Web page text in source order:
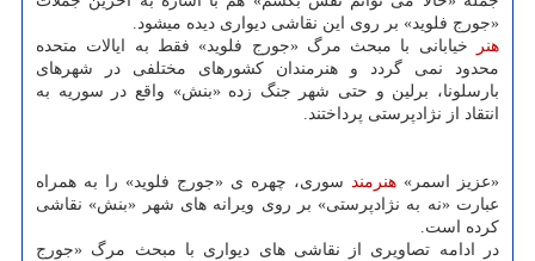
«جورج فلوید» بر روی این نقاشی دیواری دیده می‎شود.
هنر
خیابانی با مبحث مرگ «جورج فلوید» فقط به ایالات متحده
محدود نمی گردد و هنرمندان کشورهای مختلفی در شهرهای
بارسلونا، برلین و حتی شهر جنگ زده «بنش» واقع در سوریه به
انتقاد از نژادپرستی پرداختند.
«عزیز اسمر» هنرمند سوری، چهره ی «جورج فلوید» را به همراه
عبارت «نه به نژادپرستی» بر روی ویرانه های شهر «بنش» نقاشی
کرده است.
در ادامه تصاویری از نقاشی های دیواری با مبحث مرگ «جورج